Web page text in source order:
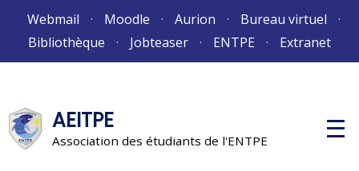
Webmail Moodle Aurion
Bureau virtuel
Bibliothèque
Jobteaser ENTPE Extranet
AEITPE
Association des étudiants de l'ENTPE
M
e